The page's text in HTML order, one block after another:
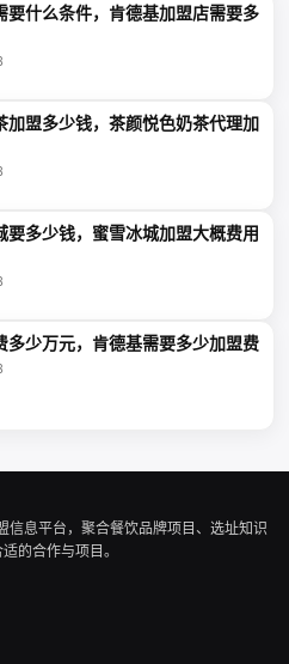
要什么条件，肯德基加盟店需要多
加盟多少钱，茶颜悦色奶茶代理加
要多少钱，蜜雪冰城加盟大概费用
多少万元，肯德基需要多少加盟费
息平台，聚合餐饮品牌项目、选址知识
的合作与项目。